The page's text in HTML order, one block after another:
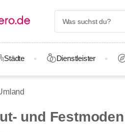
Städte Dienstleister
und Festmoden